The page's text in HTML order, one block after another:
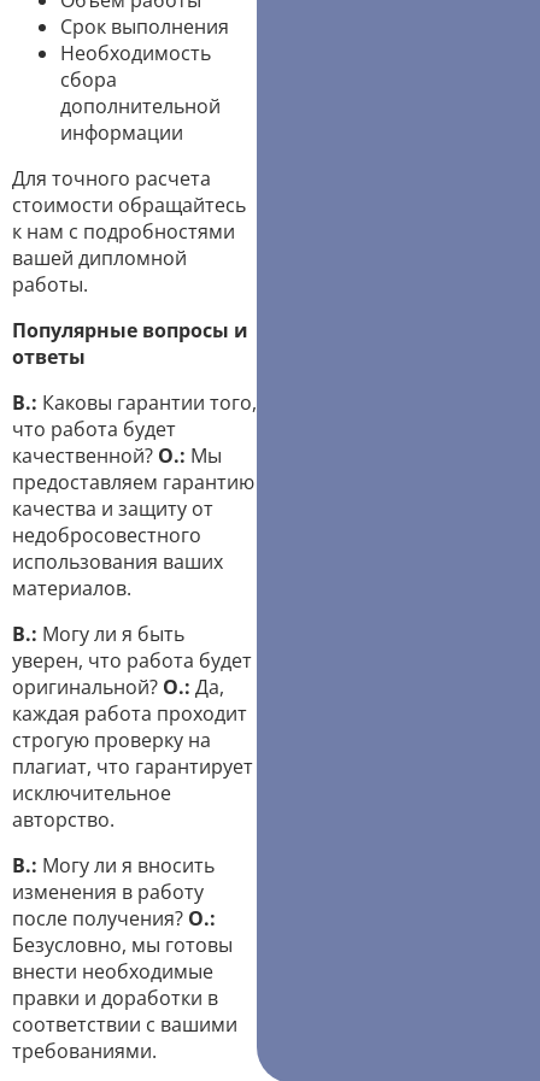
Срок выполнения
Необходимость
сбора
дополнительной
информации
Для точного расчета
стоимости обращайтесь
к нам с подробностями
вашей дипломной
работы.
Популярные вопросы и
ответы
В.: Каковы гарантии того,
что работа будет
качественной? О.: Мы
предоставляем гарантию
качества и защиту от
недобросовестного
использования ваших
материалов.
В.: Могу ли я быть
уверен, что работа будет
оригинальной? О.: Да,
каждая работа проходит
строгую проверку на
плагиат, что гарантирует
исключительное
авторство.
В.: Могу ли я вносить
изменения в работу
после получения? О.:
Безусловно, мы готовы
внести необходимые
правки и доработки в
соответствии с вашими
требованиями.